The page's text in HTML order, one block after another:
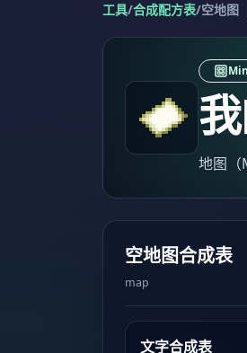
工具/合成配方表/空地图
地图（
空地图合成表
map
文字合成表